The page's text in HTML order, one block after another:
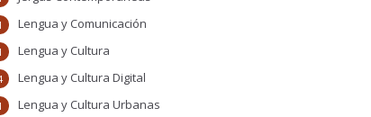
Lengua y Comunicación
Lengua y Cultura
Lengua y Cultura Digital
Lengua y Cultura Urbanas